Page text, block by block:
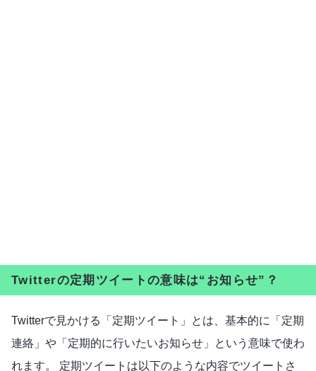
Twitterの定期ツイートの意味は“お知らせ”？
Twitterで見かける「定期ツイート」とは、基本的に「定期
連絡」や「定期的に行いたいお知らせ」という意味で使わ
れます。 定期ツイートは以下のような内容でツイートさ